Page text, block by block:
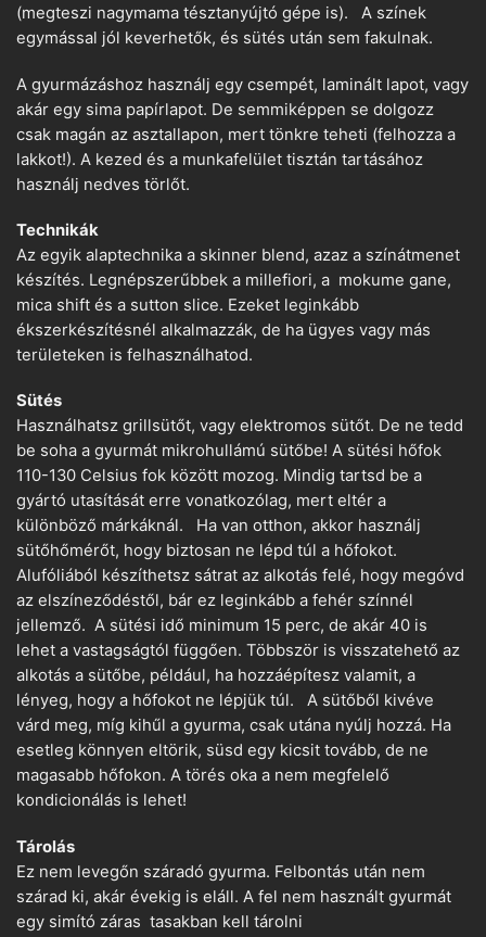
(megteszi nagymama tésztanyújtó gépe is). A színek
egymással jól keverhetők, és sütés után sem fakulnak.
A gyurmázáshoz használj egy csempét, laminált lapot, vagy
akár egy sima papírlapot. De semmiképpen se dolgozz
csak magán az asztallapon, mert tönkre teheti (felhozza a
lakkot!). A kezed és a munkafelület tisztán tartásához
használj nedves törlőt.
Technikák
Az egyik alaptechnika a skinner blend, azaz a színátmenet
készítés. Legnépszerűbbek a millefiori, a mokume gane,
mica shift és a sutton slice. Ezeket leginkább
ékszerkészítésnél alkalmazzák, de ha ügyes vagy más
területeken is felhasználhatod.
Sütés
Használhatsz grillsütőt, vagy elektromos sütőt. De ne tedd
be soha a gyurmát mikrohullámú sütőbe! A sütési hőfok
110-130 Celsius fok között mozog. Mindig tartsd be a
gyártó utasítását erre vonatkozólag, mert eltér a
különböző márkáknál. Ha van otthon, akkor használj
sütőhőmérőt, hogy biztosan ne lépd túl a hőfokot.
Alufóliából készíthetsz sátrat az alkotás felé, hogy megóvd
az elszíneződéstől, bár ez leginkább a fehér színnél
jellemző. A sütési idő minimum 15 perc, de akár 40 is
lehet a vastagságtól függően. Többször is visszatehető az
alkotás a sütőbe, például, ha hozzáépítesz valamit, a
lényeg, hogy a hőfokot ne lépjük túl. A sütőből kivéve
várd meg, míg kihűl a gyurma, csak utána nyúlj hozzá. Ha
esetleg könnyen eltörik, süsd egy kicsit tovább, de ne
magasabb hőfokon. A törés oka a nem megfelelő
kondicionálás is lehet!
Tárolás
Ez nem levegőn száradó gyurma. Felbontás után nem
szárad ki, akár évekig is eláll. A fel nem használt gyurmát
egy simító záras tasakban kell tárolni